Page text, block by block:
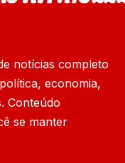
notícias completo
economia,
Conteúdo
se manter